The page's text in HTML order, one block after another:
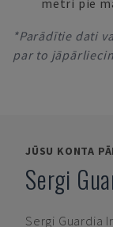
metri pie
*Parādītie dati
par to
JŪSU KONTA
Sergi
Sergi Guardia